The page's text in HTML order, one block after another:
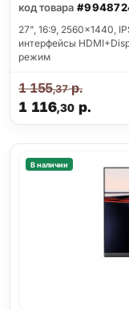
код товара
27", 16:9, 2560x1440,
интерфейсы
режим
1 116,30 р.
1 155,37р.
В наличии